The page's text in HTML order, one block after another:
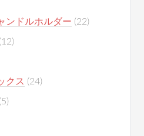
ンドルホルダー (22)
(12)
クス (24)
(5)